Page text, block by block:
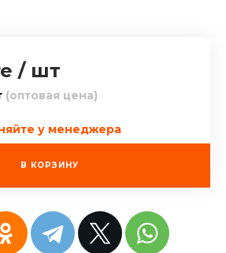
/ шт
(оптовая цена)
у менеджера
В КОРЗИНУ